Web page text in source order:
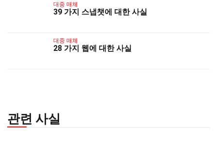
대중 매체
39 가지 스냅챗에 대한 사실
대중 매체
28 가지 웹에 대한 사실
관련 사실